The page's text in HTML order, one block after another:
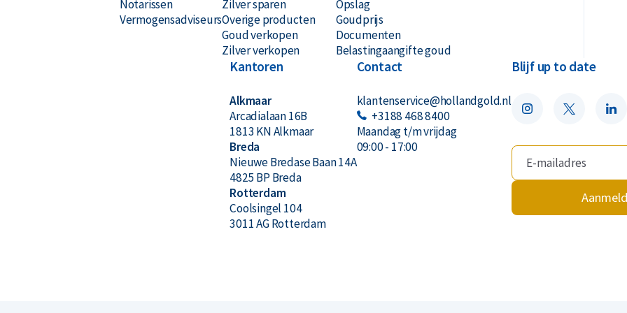
Notarissen
Vermogensadviseurs
Zilver sparen
Overige producten
Goud verkopen
Zilver verkopen
Opslag
Goudprijs
Documenten
Belastingaangifte goud
Kantoren
Alkmaar
Arcadialaan 16B
1813 KN Alkmaar
Breda
Nieuwe Bredase Baan 14A
4825 BP Breda
Rotterdam
Coolsingel 104
3011 AG Rotterdam
Contact
klantenservice@hollandgold.nl
+3188 468 8400
Maandag t/m vrijdag
09:00 - 17:00
Blijf up to date